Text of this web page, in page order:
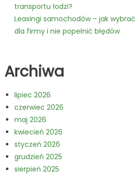
transportu łodzi?
Leasingi samochodów – jak
dla firmy i nie popełnić błędów
Archiwa
lipiec 2026
czerwiec 2026
maj 2026
kwiecień 2026
styczeń 2026
grudzień 2025
sierpień 2025